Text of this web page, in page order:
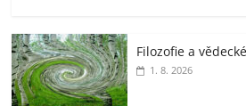
Filozofie a
1. 8. 2026